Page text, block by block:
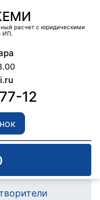
расчет с юридическими
ИП.
12